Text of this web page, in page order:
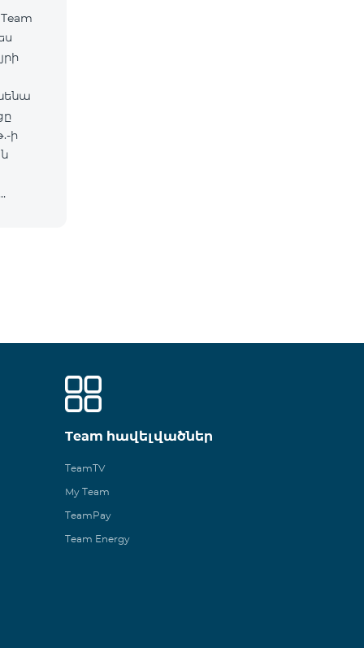
ի
Team հավելվածներ
TeamTV
My Team
TeamPay
Team Energy